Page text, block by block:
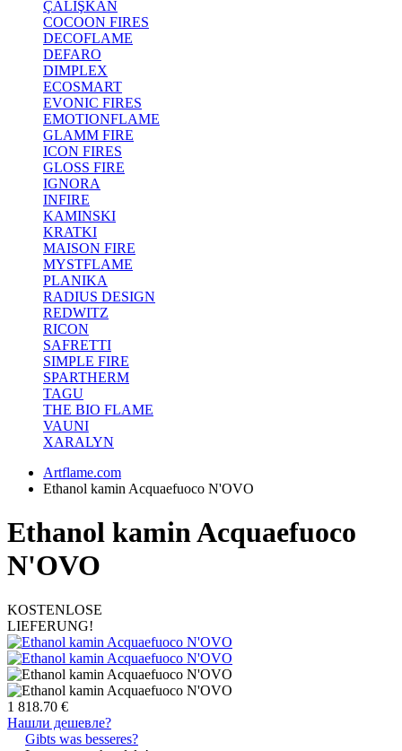
ÇALIŞKAN
COCOON FIRES
DECOFLAME
DEFARO
DIMPLEX
ECOSMART
EVONIC FIRES
EMOTIONFLAME
GLAMM FIRE
ICON FIRES
GLOSS FIRE
IGNORA
INFIRE
KAMINSKI
KRATKI
MAISON FIRE
MYSTFLAME
PLANIKA
RADIUS DESIGN
REDWITZ
RICON
SAFRETTI
SIMPLE FIRE
SPARTHERM
TAGU
THE BIO FLAME
VAUNI
XARALYN
Artflame.com
Ethanol kamin Acquaefuoco N'OVO
Ethanol kamin Acquaefuoco
N'OVO
KOSTENLOSE
LIEFERUNG!
1 818.70 €
Нашли дешевле?
Gibts was besseres?